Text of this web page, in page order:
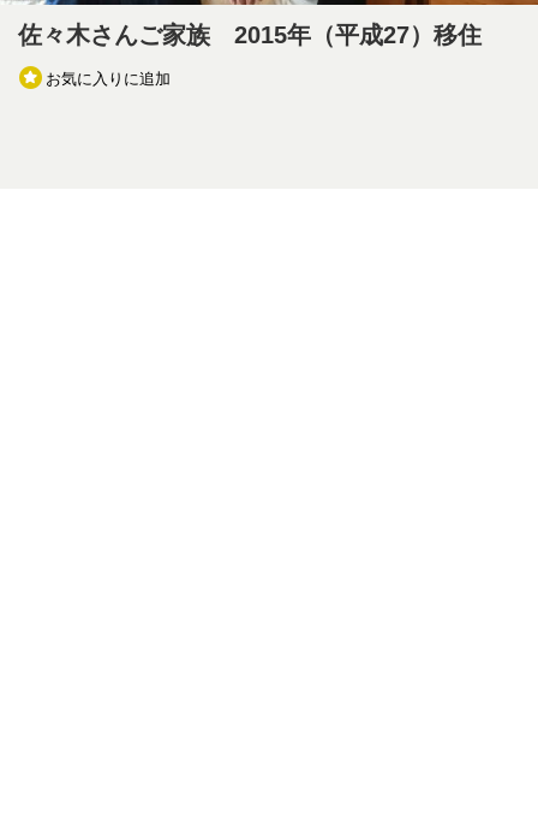
佐々木さんご家族 2015年（平成27）移住
お気に入りに追加